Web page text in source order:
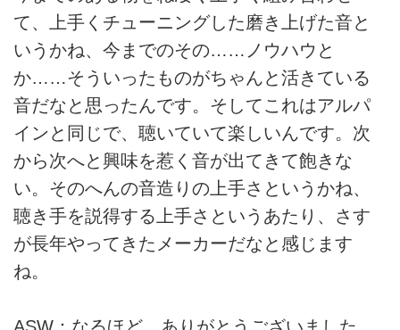
て、上手くチューニングした磨き上げた音と
いうかね、今までのその……ノウハウと
か……そういったものがちゃんと活きている
音だなと思ったんです。そしてこれはアルパ
インと同じで、聴いていて楽しいんです。次
から次へと興味を惹く音が出てきて飽きな
い。そのへんの音造りの上手さというかね、
聴き手を説得する上手さというあたり、さす
が長年やってきたメーカーだなと感じます
ね。